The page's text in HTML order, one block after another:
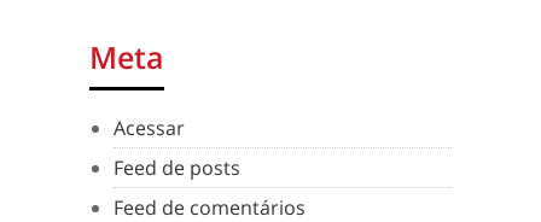
Meta
Acessar
Feed de posts
Feed de comentários